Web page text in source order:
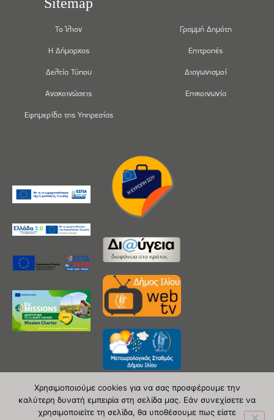
Το Ίλιον
Η Δήμαρχος
Δελτία Τύπου
Ανακοινώσεις
Εφημερίδα της Υπηρεσίας
Γραμμή Δημότη
Επιτροπές
Διαγωνισμοί
Επικοινωνία
Χρησιμοποιούμε cookies για να σας προσφέρουμε την
καλύτερη δυνατή εμπειρία στη σελίδα μας. Εάν συνεχίσετε να
χρησιμοποιείτε τη σελίδα, θα υποθέσουμε πως είστε